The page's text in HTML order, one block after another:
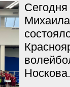
Носкова.